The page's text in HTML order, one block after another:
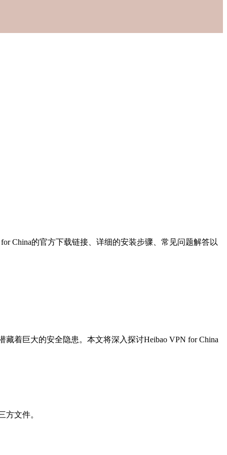
China的官方下载链接、详细的安装步骤、常见问题解答以
着巨大的安全隐患。本文将深入探讨Heibao VPN for China
方文件。